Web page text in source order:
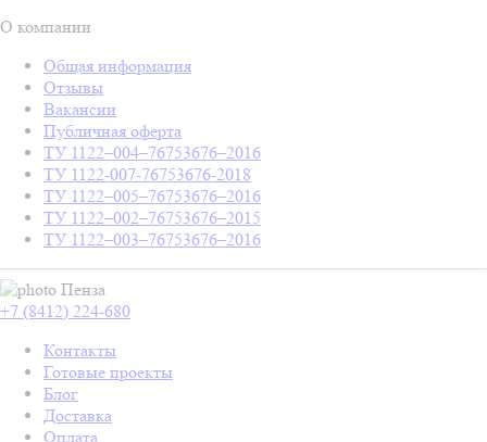
О компании
Общая информация
Отзывы
Вакансии
Публичная оферта
ТУ 1122–004–76753676–2016
ТУ 1122-007-76753676-2018
ТУ 1122–005–76753676–2016
ТУ 1122–002–76753676–2015
ТУ 1122–003–76753676–2016
Пенза
+7 (8412) 224-680
Контакты
Готовые проекты
Блог
Доставка
Оплата